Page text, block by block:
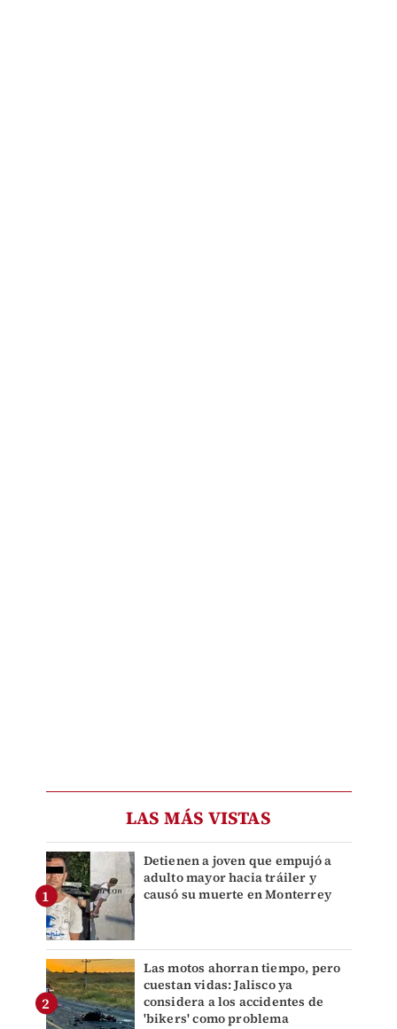
LAS MÁS VISTAS
Detienen a joven que empujó a
adulto mayor hacia tráiler y
causó su muerte en Monterrey
Las motos ahorran tiempo, pero
cuestan vidas: Jalisco ya
considera a los accidentes de
'bikers' como problema